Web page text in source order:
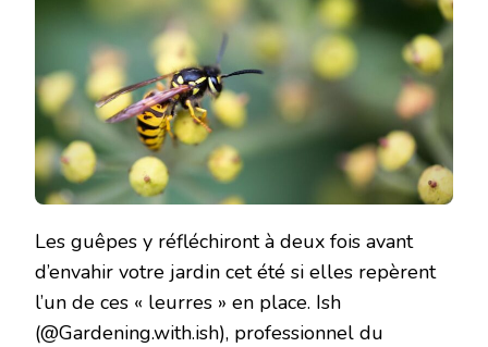
Les guêpes y réfléchiront à deux fois avant
d’envahir votre jardin cet été si elles repèrent
l’un de ces « leurres » en place. Ish
(@Gardening.with.ish), professionnel du